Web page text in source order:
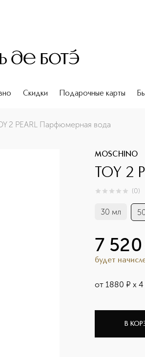
Скидки Подарочные карты
2 PEARL Парфюмерная вода
MOSCHINO
TOY 2
0из 0 (0)
30 мл
7 520
будет
от 1880 ¤ х
В